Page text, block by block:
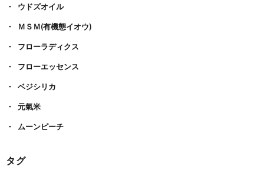
ウドズオイル
ＭＳＭ(有機態イオウ)
フローラディクス
フローエッセンス
ベジシリカ
元氣米
ムーンピーチ
タグ